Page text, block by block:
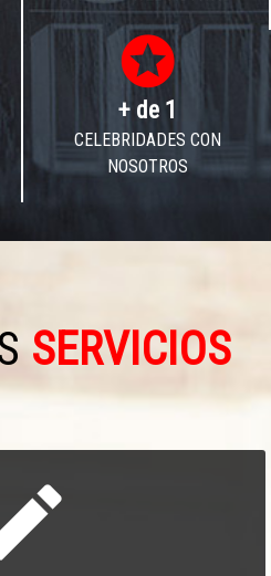
stars
+ de 1
CELEBRIDADES CON
NOSOTROS
SERVICIOS